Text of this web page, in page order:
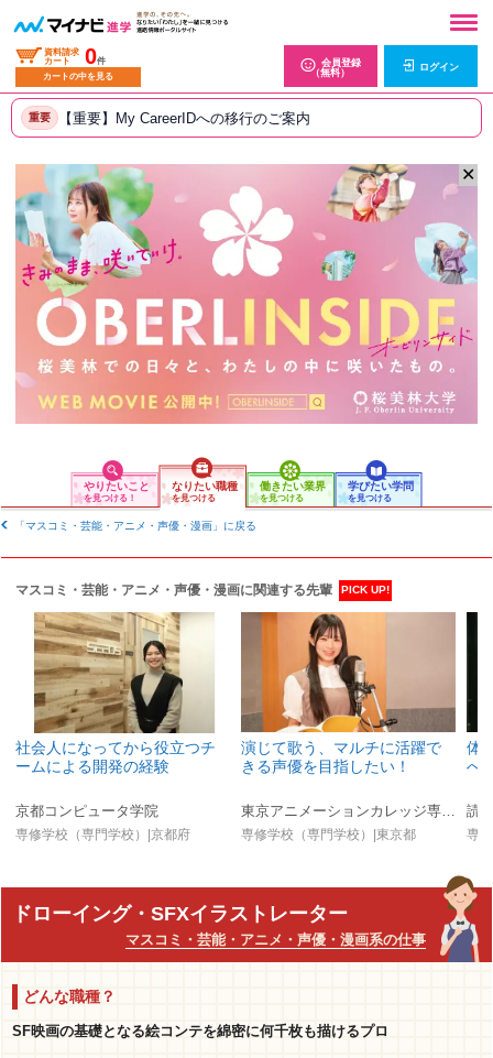
資料請求
カート
0件
カートの中を見る
会員登録
（無料）
ログイン
重要 【重要】My CareerIDへの移行のご案内
✕
やりたいこと
を見つける！
なりたい職種
を見つける
働きたい業界
を見つける
学びたい学問
を見つける
「マスコミ・芸能・アニメ・声優・漫画」に戻る
マスコミ・芸能・アニメ・声優・漫画に関連する先輩 PICK UP!
社会人になってから役立つチ
ームによる開発の経験
京都コンピュータ学院
専修学校（専門学校）|京都府
演じて歌う、マルチに活躍で
きる声優を目指したい！
専修学校（専門学校）|東京都
体
へ
読
専
ドローイング・SFXイラストレーター
マスコミ・芸能・アニメ・声優・漫画系の仕事
どんな職種？
SF映画の基礎となる絵コンテを綿密に何千枚も描けるプロ